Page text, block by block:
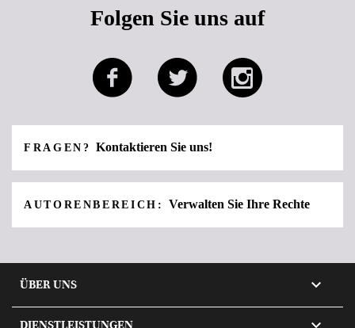
Folgen Sie uns auf
FRAGEN? Kontaktieren Sie uns!
AUTORENBEREICH: Verwalten Sie Ihre Rechte
ÜBER UNS 
DIENSTLEISTUNGEN